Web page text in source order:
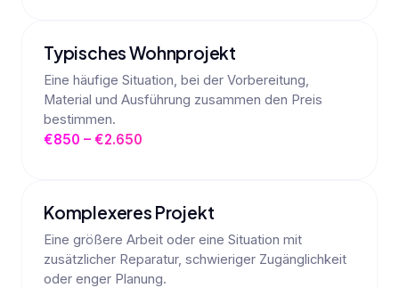
Typisches Wohnprojekt
Eine häufige Situation, bei der Vorbereitung,
Material und Ausführung zusammen den Preis
bestimmen.
€850 – €2.650
Komplexeres Projekt
Eine größere Arbeit oder eine Situation mit
zusätzlicher Reparatur, schwieriger Zugänglichkeit
oder enger Planung.